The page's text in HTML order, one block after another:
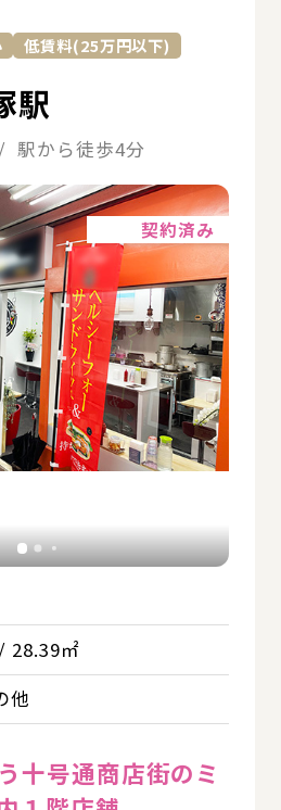
低賃料(25万円以下)
駅
駅から徒歩4分
契約済み
28.39㎡
他
十号通商店街のミ